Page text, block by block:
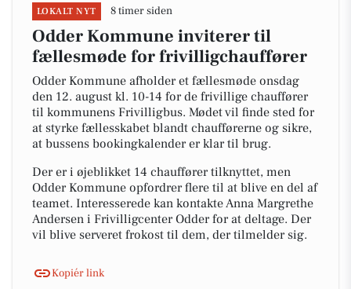
LOKALT NYT 8 timer siden
Odder Kommune inviterer til
fællesmøde for frivilligchauffører
Odder Kommune afholder et fællesmøde onsdag
den 12. august kl. 10-14 for de frivillige chauffører
til kommunens Frivilligbus. Mødet vil finde sted for
at styrke fællesskabet blandt chaufførerne og sikre,
at bussens bookingkalender er klar til brug.
Der er i øjeblikket 14 chauffører tilknyttet, men
Odder Kommune opfordrer flere til at blive en del af
teamet. Interesserede kan kontakte Anna Margrethe
Andersen i Frivilligcenter Odder for at deltage. Der
vil blive serveret frokost til dem, der tilmelder sig.
Kopiér link